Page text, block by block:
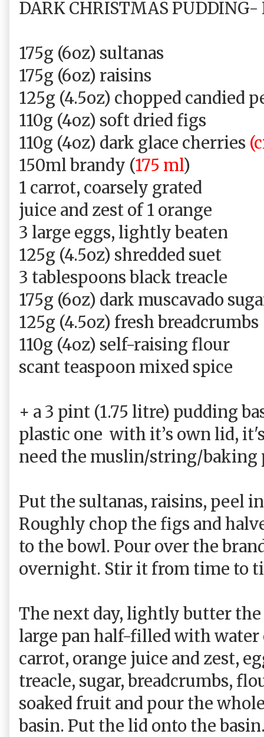
DARK CHRISTMAS
175g (6oz) sultanas
175g (6oz) raisins
125g (4.5oz) chopped candied
110g (4oz) soft dried figs
110g (4oz) dark glace cherries
150ml brandy (175 ml)
1 carrot, coarsely grated
juice and zest of 1 orange
3 large eggs, lightly beaten
125g (4.5oz) shredded suet
3 tablespoons black treacle
175g (6oz) dark muscavado
125g (4.5oz) fresh breadcrumbs
110g (4oz) self-raising flour
scant teaspoon mixed spice
+ a 3 pint (1.75 litre) pudding
plastic one with it’s own lid,
need the muslin/string/baking
Put the sultanas, raisins, peel
Roughly chop the figs and
to the bowl. Pour over the
overnight. Stir it from time to
The next day, lightly butter the
large pan half-filled with
carrot, orange juice and zest,
treacle, sugar, breadcrumbs,
soaked fruit and pour the
basin. Put the lid onto the